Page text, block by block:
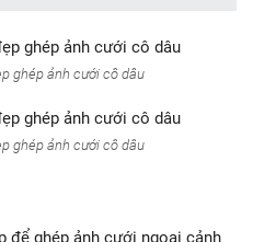
ghép ảnh cưới cô dâu
ghép ảnh cưới cô dâu